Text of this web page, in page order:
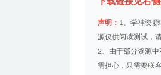
声明： 1、学神资
源仅供阅读测试，
2、由于部分资源
需担心，只需要联